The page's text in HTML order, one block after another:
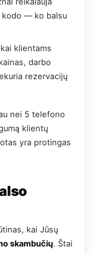
kodo — ko balsu
klientams
darbo
rezervacijų
nei 5 telefono
klientų
yra protingas
kai Jūsų
skambučių. Štai